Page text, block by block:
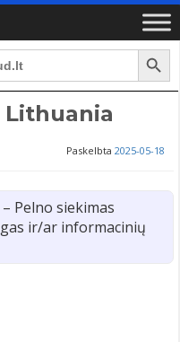
Search Button
Paskelbta 2025-05-18
– Pelno siekimas
ir/ar informacinių